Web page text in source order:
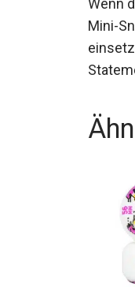
diese
sind